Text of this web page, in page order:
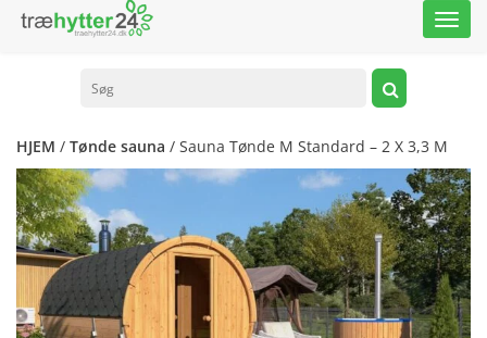
HJEM / Tønde sauna / Sauna Tønde M Standard – 2 X 3,3 M